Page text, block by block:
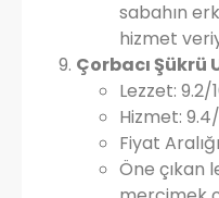
sabahın
hizmet
Çorbacı Şükrü
Lezzet: 9.2/
Hizmet:
Fiyat
Öne çıkan